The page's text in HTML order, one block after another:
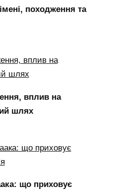
походження та
вплив на
шлях
що приховує